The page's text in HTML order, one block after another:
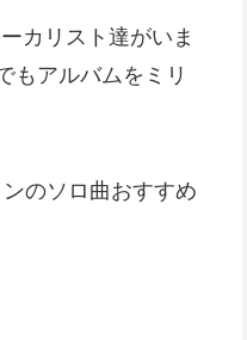
カリスト達がいま
もアルバムをミリ
のソロ曲おすすめ